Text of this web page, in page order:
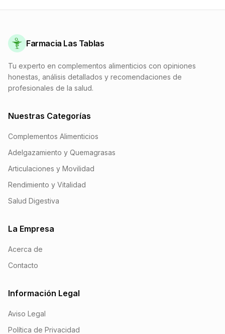
regular.
alimentación, actividad física). En general, se
combinando complementos adelgazantes, dieta
adaptada y ejercicio regular.
Farmacia Las Tablas
Tu experto en complementos alimenticios con opiniones
honestas, análisis detallados y recomendaciones de
profesionales de la salud.
Nuestras Categorías
Complementos Alimenticios
Adelgazamiento y Quemagrasas
Articulaciones y Movilidad
Rendimiento y Vitalidad
Salud Digestiva
La Empresa
Acerca de
Contacto
Información Legal
Aviso Legal
Política de Privacidad